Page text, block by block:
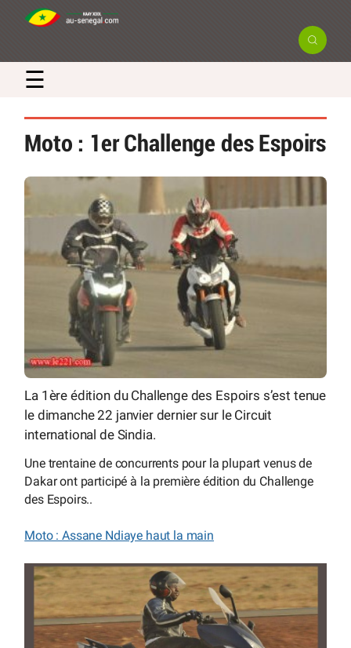
☰
Moto : 1er Challenge des Espoirs
La 1ère édition du Challenge des Espoirs s’est tenue
le dimanche 22 janvier dernier sur le Circuit
international de Sindia.
Une trentaine de concurrents pour la plupart venus de
Dakar ont participé à la première édition du Challenge
des Espoirs..
Moto : Assane Ndiaye haut la main